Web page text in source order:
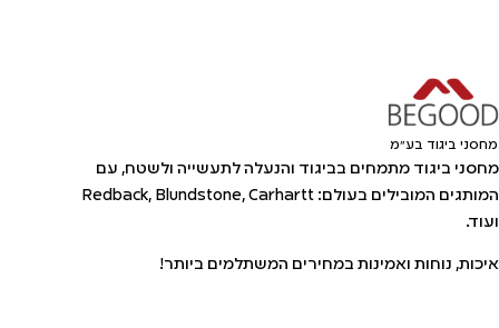
מחסני ביגוד בע"מ
מחסני ביגוד מתמחים בביגוד והנעלה לתעשייה ולשטח, עם
המותגים המובילים בעולם: Redback, Blundstone, Carhartt
ועוד.
איכות, נוחות ואמינות במחירים המשתלמים ביותר!